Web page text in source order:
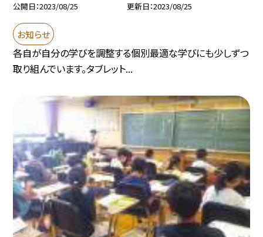
公開日 2023/08/25 更新日 2023/08/25
お知らせ
各自が自分の学びを調整する個別最適な学びにも少しずつ
取り組んでいます。タブレット...